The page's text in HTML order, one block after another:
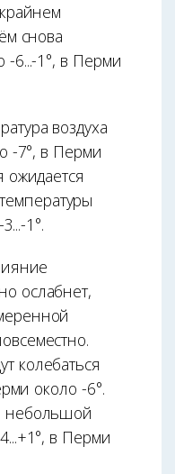
снова
-6...-1°, в Перми
воздуха
-7°, в Перми
ожидается
1°.
ослабнет,
колебаться
около -6°.
небольшой
в Перми